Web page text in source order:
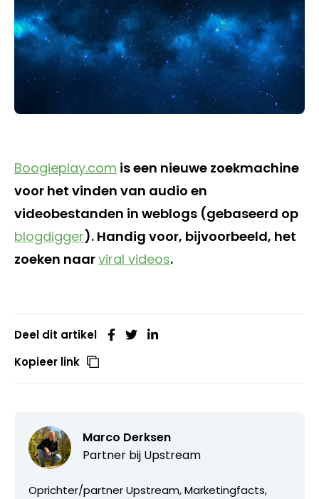
Boogieplay.com is een nieuwe zoekmachine
voor het vinden van audio en
videobestanden in weblogs (gebaseerd op
blogdigger). Handig voor, bijvoorbeeld, het
zoeken naarviral videos.
Deel dit artikel
Kopieer link
Marco Derksen
Partner bij Upstream
Oprichter/partner Upstream, Marketingfacts,